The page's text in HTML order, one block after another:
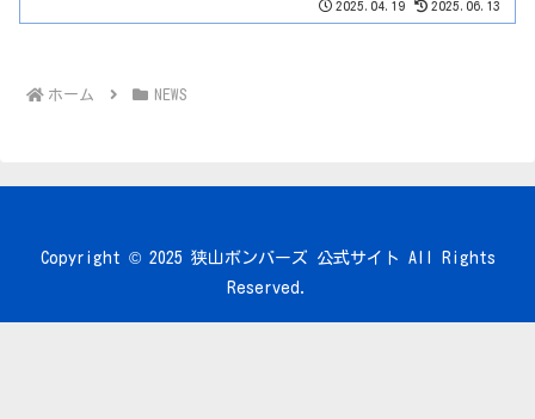
2025.04.19 2025.06.13
ホーム NEWS
Copyright © 2025 狭山ボンバーズ 公式サイト All Rights
Reserved.